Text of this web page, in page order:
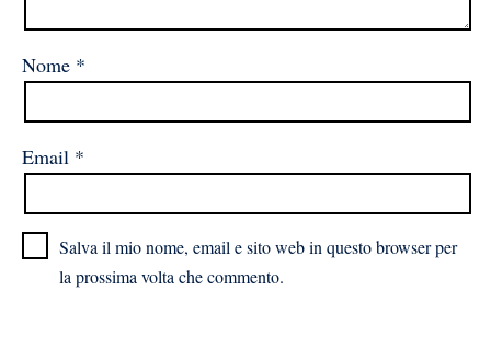
Nome *
Email *
Salva il mio nome, email e sito web in questo browser per
la prossima volta che commento.